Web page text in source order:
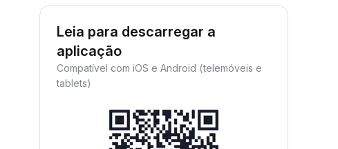
Leia para descarregar a
aplicação
Compatível com iOS e Android (telemóveis e
tablets)